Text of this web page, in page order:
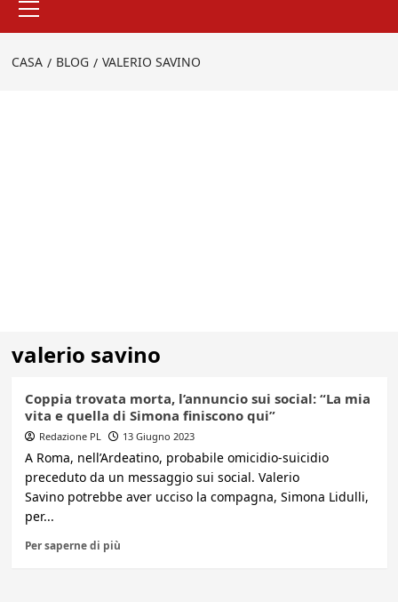
principale
CASA BLOG VALERIO SAVINO
valerio savino
Coppia trovata morta, l’annuncio sui social: “La mia
vita e quella di Simona finiscono qui”
Redazione PL 13 Giugno 2023
A Roma, nell’Ardeatino, probabile omicidio-suicidio
preceduto da un messaggio sui social. Valerio
Savino potrebbe aver ucciso la compagna, Simona Lidulli,
per...
Per saperne di più